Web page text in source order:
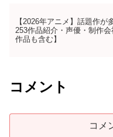
【2026年アニメ】話題作が
253作品紹介・声優・制作
作品も含む】
コメント
コメ